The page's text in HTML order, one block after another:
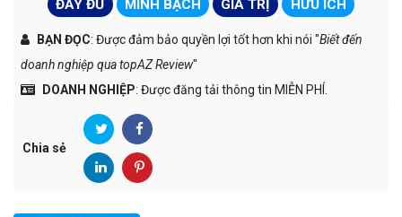
ĐẦY ĐỦ MINH BẠCH GIÁ TRỊ HỮU ÍCH
BẠN ĐỌC: Được đảm bảo quyền lợi tốt hơn khi nói "Biết đến
doanh nghiệp qua topAZ Review"
DOANH NGHIỆP: Được đăng tải thông tin MIỄN PHÍ.
Chia sẻ